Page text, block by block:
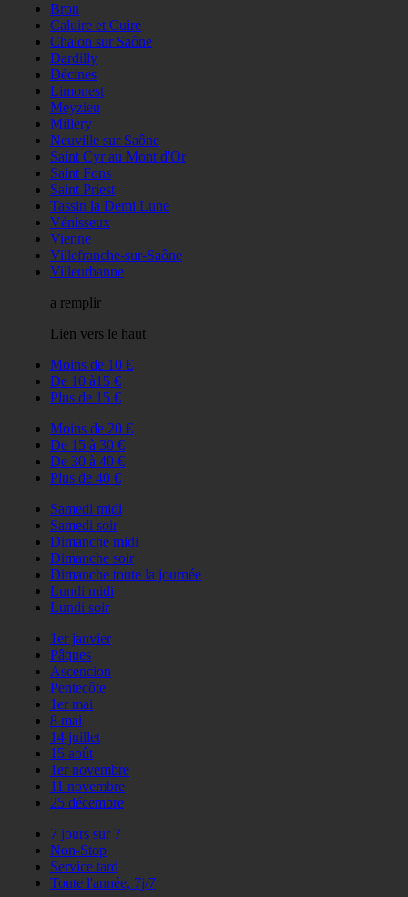
Bron
Caluire et Cuire
Chalon sur Saône
Dardilly
Décines
Limonest
Meyzieu
Millery
Neuville sur Saône
Saint Cyr au Mont d'Or
Saint Fons
Saint Priest
Tassin la Demi Lune
Vénisseux
Vienne
Villefranche-sur-Saône
Villeurbanne
a remplir
Lien vers le haut
Moins de 10 €
De 10 à15 €
Plus de 15 €
Moins de 20 €
De 15 à 30 €
De 30 à 40 €
Plus de 40 €
Samedi midi
Samedi soir
Dimanche midi
Dimanche soir
Dimanche toute la journée
Lundi midi
Lundi soir
1er janvier
Pâques
Ascencion
Pentecôte
1er mai
8 mai
14 juillet
15 août
1er novembre
11 novembre
25 décembre
7 jours sur 7
Non-Stop
Service tard
Toute l'année, 7j/7